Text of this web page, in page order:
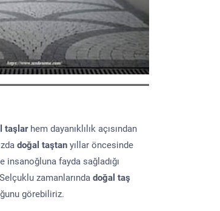
taşlar hem dayanıklılık açısından
doğal taştan yıllar öncesinde
insanoğluna fayda sağladığı
zamanlarında doğal taş
görebiliriz.